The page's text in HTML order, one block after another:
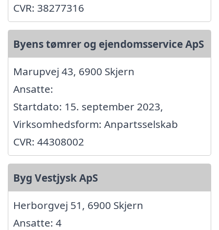
CVR: 38277316
Byens tømrer og ejendomsservice ApS
Marupvej 43, 6900 Skjern
Ansatte:
Startdato: 15. september 2023,
Virksomhedsform: Anpartsselskab
CVR: 44308002
Byg Vestjysk ApS
Herborgvej 51, 6900 Skjern
Ansatte: 4